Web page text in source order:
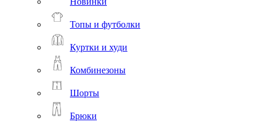
Топы и футболки
Куртки и худи
Комбинезоны
Шорты
Брюки